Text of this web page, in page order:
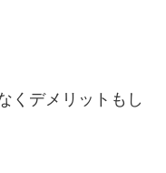
くデメリットもし